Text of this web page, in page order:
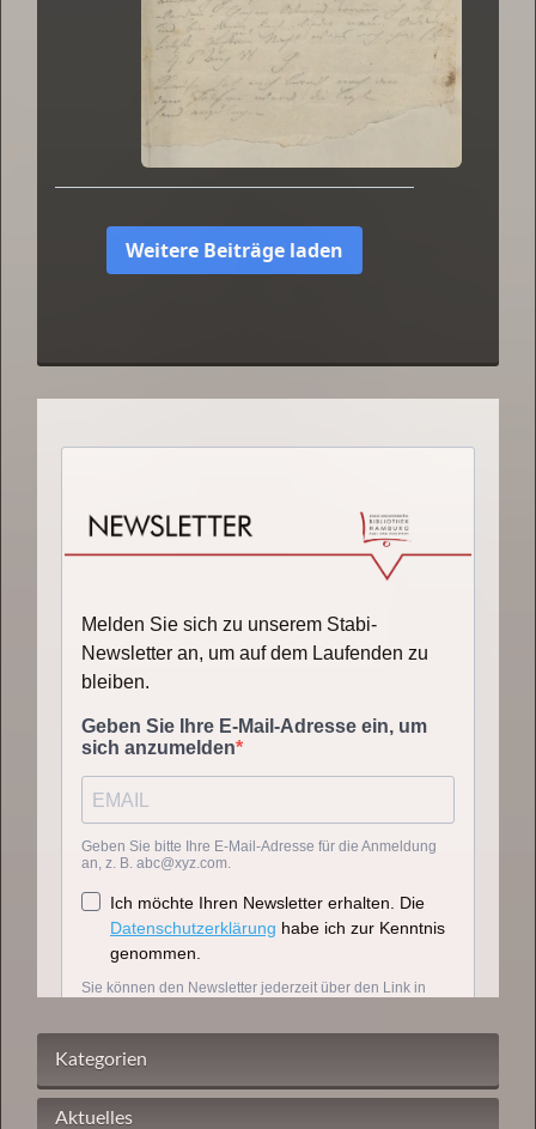
Kategorien
Aktuelles